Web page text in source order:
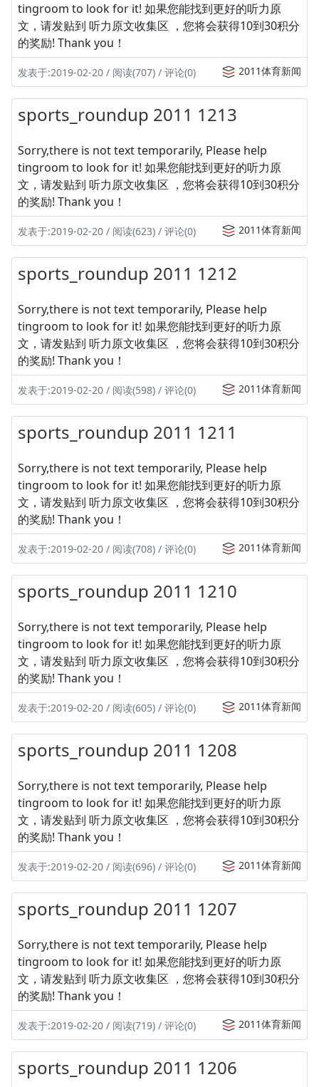
tingroom to look for it! 如果您能找到更好的听力原
文，请发贴到 听力原文收集区 ，您将会获得10到30积分
的奖励! Thank you！
发表于:2019-02-20 / 阅读(707) / 评论(0) 2011体育新闻
sports_roundup 2011 1213
Sorry,there is not text temporarily, Please help
tingroom to look for it! 如果您能找到更好的听力原
文，请发贴到 听力原文收集区 ，您将会获得10到30积分
的奖励! Thank you！
发表于:2019-02-20 / 阅读(623) / 评论(0) 2011体育新闻
sports_roundup 2011 1212
Sorry,there is not text temporarily, Please help
tingroom to look for it! 如果您能找到更好的听力原
文，请发贴到 听力原文收集区 ，您将会获得10到30积分
的奖励! Thank you！
发表于:2019-02-20 / 阅读(598) / 评论(0) 2011体育新闻
sports_roundup 2011 1211
Sorry,there is not text temporarily, Please help
tingroom to look for it! 如果您能找到更好的听力原
文，请发贴到 听力原文收集区 ，您将会获得10到30积分
的奖励! Thank you！
发表于:2019-02-20 / 阅读(708) / 评论(0) 2011体育新闻
sports_roundup 2011 1210
Sorry,there is not text temporarily, Please help
tingroom to look for it! 如果您能找到更好的听力原
文，请发贴到 听力原文收集区 ，您将会获得10到30积分
的奖励! Thank you！
发表于:2019-02-20 / 阅读(605) / 评论(0) 2011体育新闻
sports_roundup 2011 1208
Sorry,there is not text temporarily, Please help
tingroom to look for it! 如果您能找到更好的听力原
文，请发贴到 听力原文收集区 ，您将会获得10到30积分
的奖励! Thank you！
发表于:2019-02-20 / 阅读(696) / 评论(0) 2011体育新闻
sports_roundup 2011 1207
Sorry,there is not text temporarily, Please help
tingroom to look for it! 如果您能找到更好的听力原
文，请发贴到 听力原文收集区 ，您将会获得10到30积分
的奖励! Thank you！
发表于:2019-02-20 / 阅读(719) / 评论(0) 2011体育新闻
sports_roundup 2011 1206